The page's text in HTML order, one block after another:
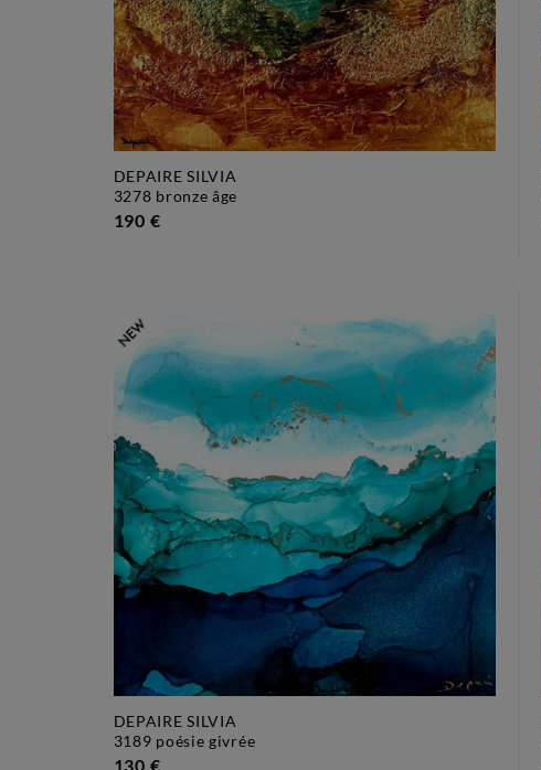
DEPAIRE SILVIA
3278 bronze âge
190 €
DEPAIRE SILVIA
3189 poésie givrée
130 €